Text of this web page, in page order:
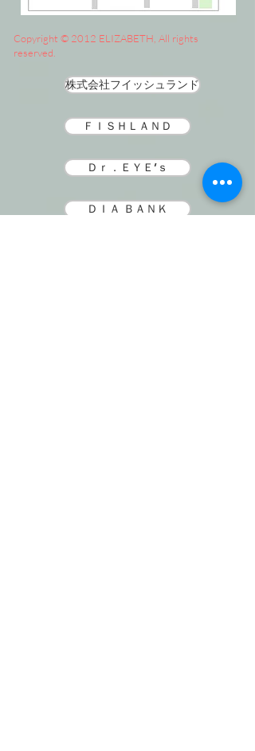
Copyright © 2012 ELIZABETH, All rights
reserved.
株式会社フイッシュランド
ＦＩＳＨＬＡＮＤ
Ｄｒ．ＥＹＥ’ｓ
ＤＩＡ ＢＡＮＫ